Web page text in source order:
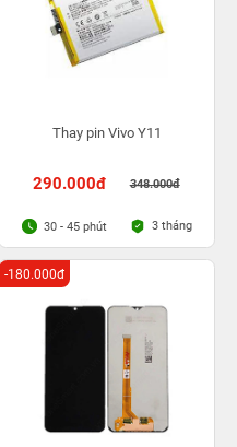
Thay pin Vivo Y11
290.000đ 348.000đ
30 - 45 phút 3 tháng
-180.000đ